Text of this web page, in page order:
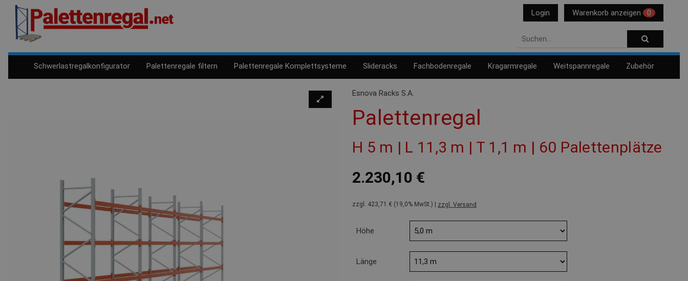
Login Warenkorb anzeigen 0
Schwerlastregalkonfigurator Palettenregale filtern Palettenregale Komplettsysteme Slideracks Fachbodenregale Kragarmregale Weitspannregale Zubehör
Esnova Racks S.A.
Palettenregal
H 5 m | L 11,3 m | T 1,1 m | 60 Palettenplätze
2.230,10 €
zzgl. 423,71 € (19,0% MwSt.) | zzgl. Versand
Höhe
Länge